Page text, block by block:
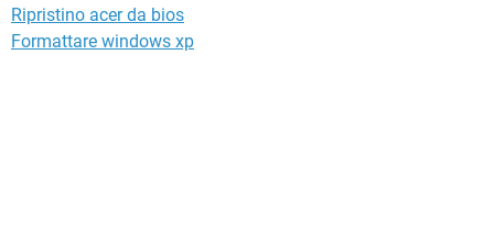
Ripristino acer da bios
Formattare windows xp